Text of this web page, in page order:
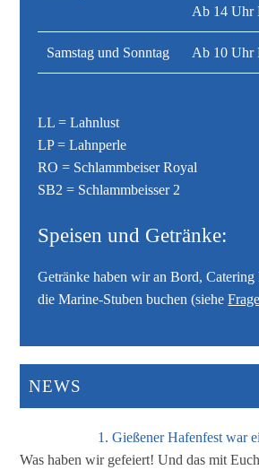
Ab 14 Uhr
Samstag und Sonntag Ab 10 Uhr
LL = Lahnlust
LP = Lahnperle
RO = Schlammbeiser Royal
SB2 = Schlammbeisser 2
Speisen und Getränke:
Getränke haben wir an Bord, Catering
die Marine-Stuben buchen (siehe
NEWS
1. Gießener Hafenfest war
Was haben wir gefeiert! Und das mit